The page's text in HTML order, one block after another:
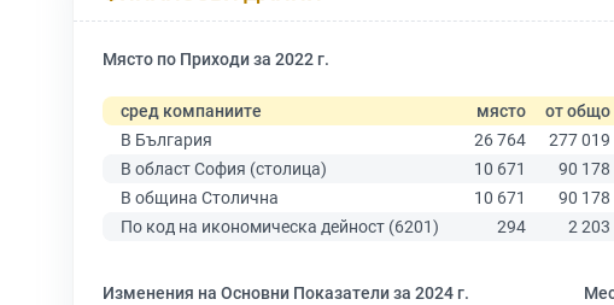
Място по Приходи за 2022 г.
сред компаниите място от общо
В България
26 764 277 019
В област София (столица)
10 671 90 178
В община Столична
10 671 90 178
По код на икономическа дейност (6201)
294 2 203
Изменения на Основни Показатели за 2024 г.